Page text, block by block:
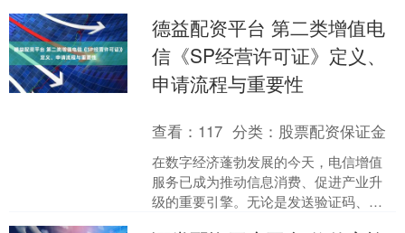
牌，短短....
德益配资平台 第二类增值电
信《SP经营许可证》定义、
申请流程与重要性
查看： 117 分类： 股票配资保证金
在数字经济蓬勃发展的今天，电信增值
服务已成为推动信息消费、促进产业升
级的重要引擎。无论是发送验证码、提